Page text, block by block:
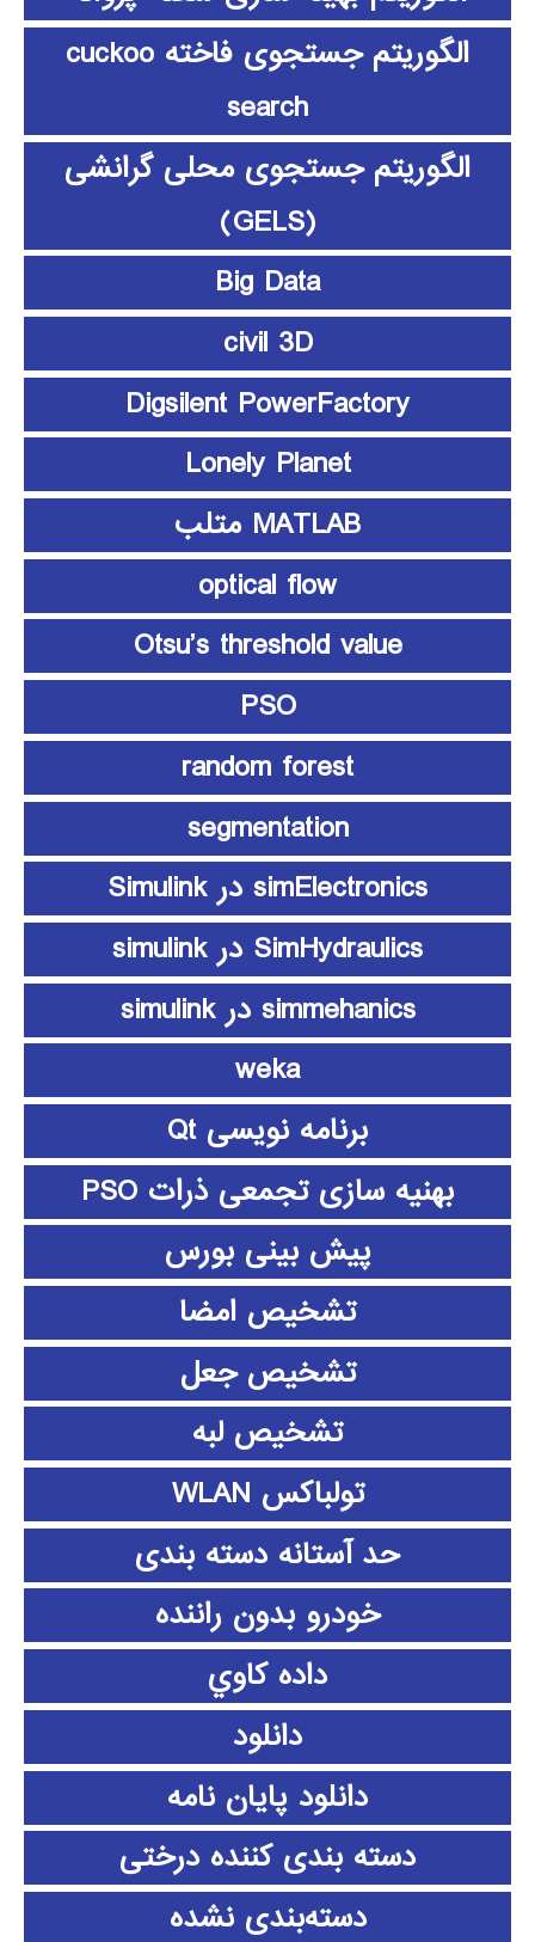
الگوریتم جستجوی فاخته cuckoo
search
الگوریتم جستجوی محلی گرانشی
(GELS)
Big Data
civil 3D
Digsilent PowerFactory
Lonely Planet
MATLAB متلب
optical flow
Otsu’s threshold value
PSO
random forest
segmentation
simElectronics در Simulink
SimHydraulics در simulink
simmehanics در simulink
weka
برنامه نویسی Qt
بهنیه سازی تجمعی ذرات PSO
پیش بینی بورس
تشخیص امضا
تشخیص جعل
تشخیص لبه
تولباکس WLAN
حد آستانه دسته بندی
خودرو بدون راننده
داده كاوي
دانلود
دانلود پايان نامه
دسته بندی کننده درختی
دسته‌بندی نشده